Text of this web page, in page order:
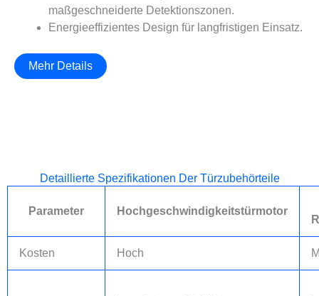
maßgeschneiderte Detektionszonen.
Energieeffizientes Design für langfristigen Einsatz.
Mehr Details
Detaillierte Spezifikationen Der Türzubehörteile
Parameter Hochgeschwindigkeitstürmotor
Kosten Hoch